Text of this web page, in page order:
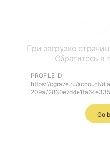
При загрузке
Обратитесь в
PROFILE ID:
https://cgrave.ru/account/
Go